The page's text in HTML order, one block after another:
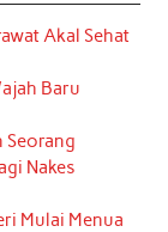
Akal Sehat
Baru
Seorang
Nakes
Mulai Menua